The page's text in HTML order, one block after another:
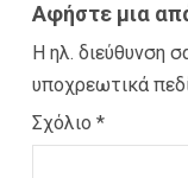
Αφήστε μια
Η ηλ. διεύθυνση
υποχρεωτικά
Σχόλιο *